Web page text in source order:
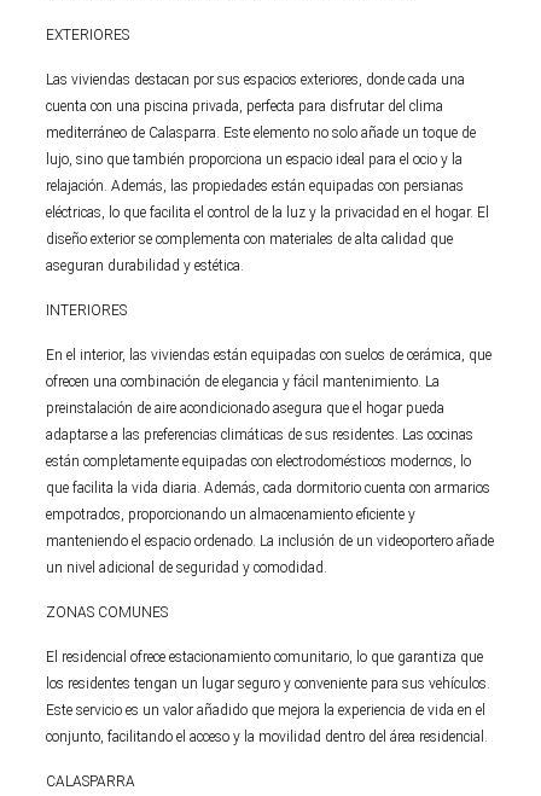
EXTERIORES
Las viviendas destacan por sus espacios exteriores, donde cada una
cuenta con una piscina privada, perfecta para disfrutar del clima
mediterráneo de Calasparra. Este elemento no solo añade un toque de
lujo, sino que también proporciona un espacio ideal para el ocio y la
relajación. Además, las propiedades están equipadas con persianas
eléctricas, lo que facilita el control de la luz y la privacidad en el hogar. El
diseño exterior se complementa con materiales de alta calidad que
aseguran durabilidad y estética.
INTERIORES
En el interior, las viviendas están equipadas con suelos de cerámica, que
ofrecen una combinación de elegancia y fácil mantenimiento. La
preinstalación de aire acondicionado asegura que el hogar pueda
adaptarse a las preferencias climáticas de sus residentes. Las cocinas
están completamente equipadas con electrodomésticos modernos, lo
que facilita la vida diaria. Además, cada dormitorio cuenta con armarios
empotrados, proporcionando un almacenamiento eficiente y
manteniendo el espacio ordenado. La inclusión de un videoportero añade
un nivel adicional de seguridad y comodidad.
ZONAS COMUNES
El residencial ofrece estacionamiento comunitario, lo que garantiza que
los residentes tengan un lugar seguro y conveniente para sus vehículos.
Este servicio es un valor añadido que mejora la experiencia de vida en el
conjunto, facilitando el acceso y la movilidad dentro del área residencial.
CALASPARRA